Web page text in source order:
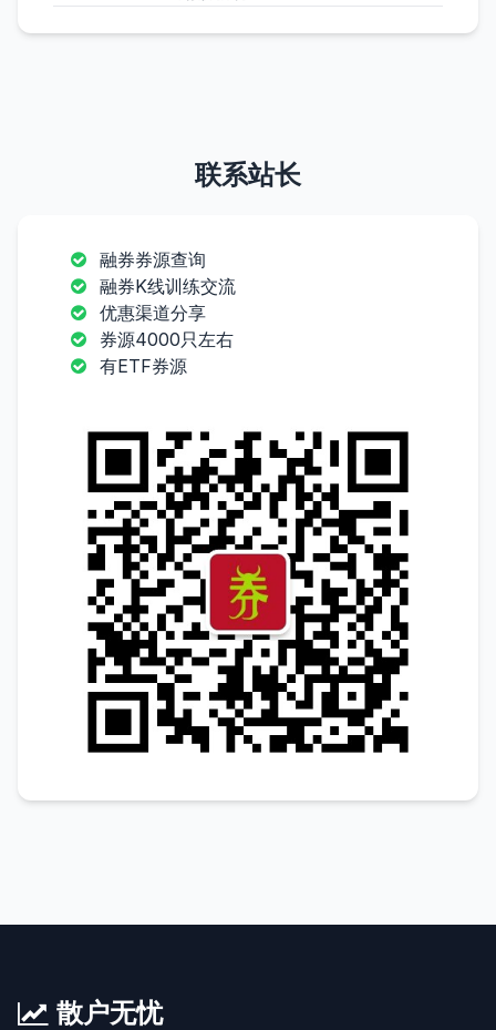
联系站长
融券券源查询
融券K线训练交流
优惠渠道分享
券源4000只左右
有ETF券源
散户无忧